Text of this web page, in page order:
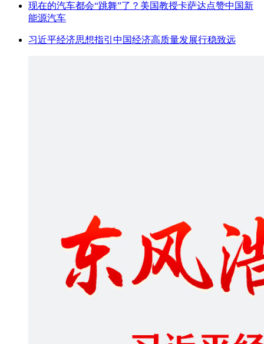
现在的汽车都会“跳舞”了？美国教授卡萨达点赞中国新
能源汽车
习近平经济思想指引中国经济高质量发展行稳致远